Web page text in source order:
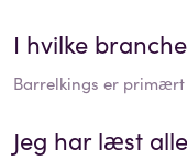
I hvilke
Barrelkings er primært
Jeg har læst